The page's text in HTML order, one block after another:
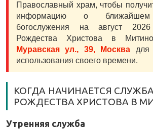
Православный храм, чтобы
информацию о ближайшем
богослужения на август
Рождества Христова в
Муравская ул., 39, Москва для
использования своего времени.
КОГДА НАЧИНАЕТСЯ
РОЖДЕСТВА ХРИСТОВА В
Утренняя служба